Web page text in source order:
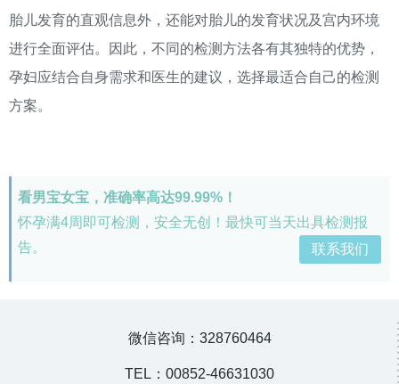
胎儿发育的直观信息外，还能对胎儿的发育状况及宫内环境
进行全面评估。因此，不同的检测方法各有其独特的优势，
孕妇应结合自身需求和医生的建议，选择最适合自己的检测
方案。
看男宝女宝，准确率高达99.99%！
怀孕满4周即可检测，安全无创！最快可当天出具检测报
告。
联系我们
微信咨询：328760464
TEL：00852-46631030